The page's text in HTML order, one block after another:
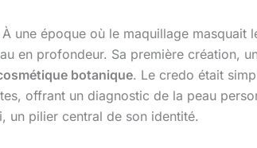
une époque où le maquillage masquait
en profondeur. Sa première création,
botanique. Le credo était
offrant un diagnostic de la peau
un pilier central de son identité.